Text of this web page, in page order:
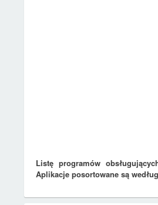
Listę programów
Aplikacje posortowane są